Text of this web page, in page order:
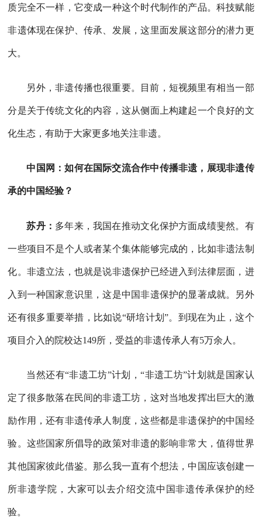
质完全不一样，它变成一种这个时代制作的产品。科技赋能
非遗体现在保护、传承、发展，这里面发展这部分的潜力更
大。
另外，非遗传播也很重要。目前，短视频里有相当一部
分是关于传统文化的内容，这从侧面上构建起一个良好的文
化生态，有助于大家更多地关注非遗。
中国网：如何在国际交流合作中传播非遗，展现非遗传
承的中国经验？
苏丹： 多年来，我国在推动文化保护方面成绩斐然。有
一些项目不是个人或者某个集体能够完成的，比如非遗法制
化。非遗立法，也就是说非遗保护已经进入到法律层面，进
入到一种国家意识里，这是中国非遗保护的显著成就。另外
还有很多重要举措，比如说“研培计划”。到现在为止，这个
项目介入的院校达149所，受益的非遗传承人有5万余人。
当然还有“非遗工坊”计划，“非遗工坊”计划就是国家认
定了很多散落在民间的非遗工坊，这对当地发挥出巨大的激
励作用，还有非遗传承人制度，这些都是非遗保护的中国经
验。这些国家所倡导的政策对非遗的影响非常大，值得世界
其他国家彼此借鉴。那么我一直有个想法，中国应该创建一
所非遗学院，大家可以去介绍交流中国非遗传承保护的经
验。